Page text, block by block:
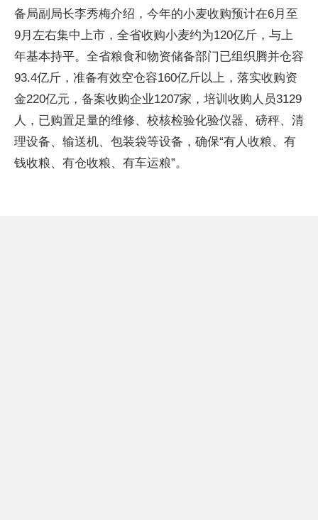
备局副局长李秀梅介绍，今年的小麦收购预计在6月至
9月左右集中上市，全省收购小麦约为120亿斤，与上
年基本持平。全省粮食和物资储备部门已组织腾并仓容
93.4亿斤，准备有效空仓容160亿斤以上，落实收购资
金220亿元，备案收购企业1207家，培训收购人员3129
人，已购置足量的维修、校核检验化验仪器、磅秤、清
理设备、输送机、包装袋等设备，确保“有人收粮、有
钱收粮、有仓收粮、有车运粮”。